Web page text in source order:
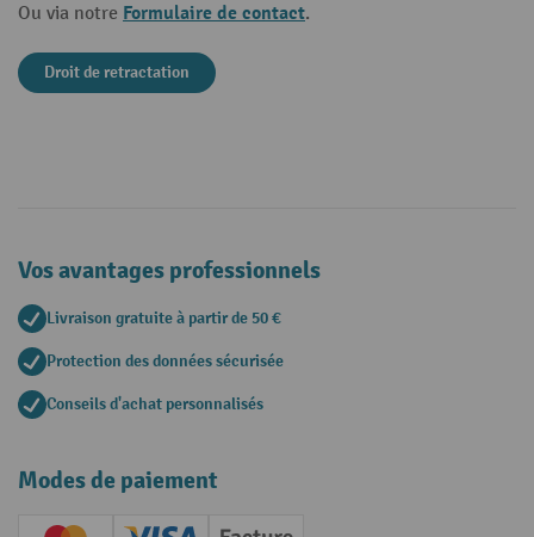
Ou via notre Formulaire de contact.
Droit de retractation
Vos avantages professionnels
Livraison gratuite à partir de 50 €
Protection des données sécurisée
Conseils d'achat personnalisés
Modes de paiement